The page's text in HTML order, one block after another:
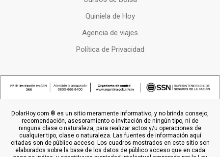
Quiniela de Hoy
Agencia de viajes
Política de Privacidad
DolarHoy.com ® es un sitio meramente informativo, y no brinda consejo,
recomendación, asesoramiento o invitación de ningún tipo, ni de
ninguna clase o naturaleza, para realizar actos y/u operaciones de
cualquier tipo, clase o naturaleza. Las fuentes de información aquí
citadas son de público acceso. Los cuadros mostrados en este sitio son
elaborados sobre la base de los datos de público acceso que en cada